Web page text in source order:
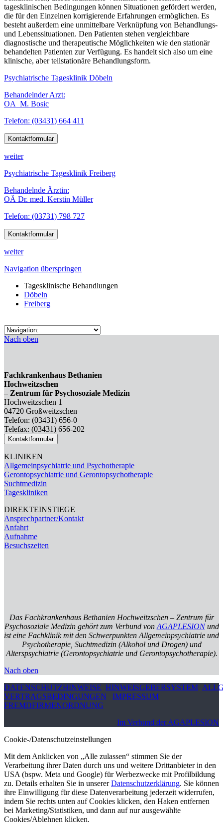
tagesklinischen Bedingungen können Situationen gefördert werden,
die für den Einzelnen korrigierende Erfahrungen ermöglichen. Es
besteht außerdem eine unmittelbare Verknüpfung von Behandlungs-
und Lebenssituationen. Den Patienten stehen vergleichbare
diagnostische und therapeutische Möglichkeiten wie den stationär
behandelten Patienten zur Verfügung. Es handelt sich also um eine
klinische, aber teilstationäre Behandlungsform.
Psychiatrische Tagesklinik Döbeln
Behandelnder Arzt:
OA M. Bosic
Telefon: (03431) 664 411
Kontaktformular
weiter
Psychiatrische Tagesklinik Freiberg
Behandelnde Ärztin:
OÄ Dr. med. Kerstin Müller
Telefon: (03731) 798 727
Kontaktformular
weiter
Navigation überspringen
Tagesklinische Behandlungen
Döbeln
Freiberg
Nach oben
Fachkrankenhaus Bethanien
Hochweitzschen
– Zentrum für Psychosoziale Medizin
Hochweitzschen 1
04720 Großweitzschen
Telefon: (03431) 656-0
Telefax: (03431) 656-202
Kontaktformular
KLINIKEN
Allgemeinpsychiatrie und Psychotherapie
Gerontopsychiatrie und Gerontopsychotherapie
Suchtmedizin
Tageskliniken
DIREKTEINSTIEGE
Ansprechpartner/Kontakt
Anfahrt
Aufnahme
Besuchszeiten
Das Fachkrankenhaus Bethanien Hochweitzschen – Zentrum für
Psychosoziale Medizin gehört zum Verbund von AGAPLESIONund
ist eine Fachklinik mit den Schwerpunkten Allgemeinpsychiatrie und
Psychotherapie, Suchtmedizin (Alkohol und Drogen) und
Alterspsychiatrie (Gerontopsychiatrie und Gerontopsychotherapie).
Nach oben
DATENSCHUTZHINWEISE HINWEISGEBERSYSTEM
VERTRAGSBEDINGUNGEN
IMPRESSUM
FREMDFIRMENORDNUNG
Im Verbund der AGAPLESION
Cookie-/Datenschutzeinstellungen
Mit dem Anklicken von „Alle zulassen“ stimmen Sie der
Verarbeitung ihrer Daten durch uns und weitere Drittanbieter in den
USA (bspw. Meta und Google) für Werbezwecke mit Profilbildung
zu. Details erhalten Sie in unsererDatenschutzerklärung. Sie können
ihre Einwilligung für diese Datenverarbeitung jederzeit widerrufen,
indem Sie rechts unten auf Cookies klicken, den Haken entfernen
bei Marketing/Statistiken, und dann auf nur ausgewählte
Cookies/Ablehnen klicken.